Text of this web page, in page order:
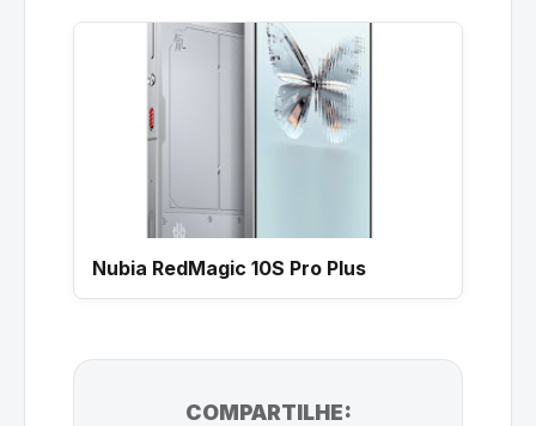
Nubia RedMagic 10S Pro Plus
COMPARTILHE: